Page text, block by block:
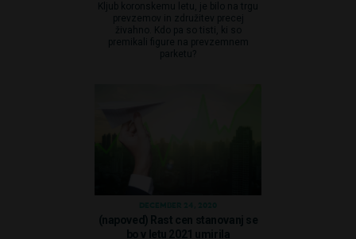
Kljub koronskemu letu, je bilo na trgu
prevzemov in združitev precej
živahno. Kdo pa so tisti, ki so
premikali figure na prevzemnem
parketu?
(napoved) Rast cen stanovanj se
bo v letu 2021 umirila